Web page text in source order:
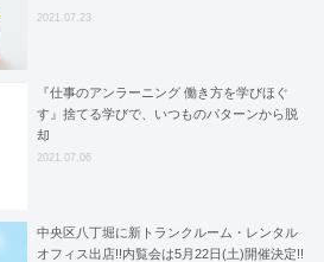
2021.07.23
『仕事のアンラーニング 働き方を学びほぐ
す』捨てる学びで、いつものパターンから脱
却
2021.07.06
中央区八丁堀に新トランクルーム・レンタル
オフィス出店!!内覧会は5月22日(土)開催決定!!